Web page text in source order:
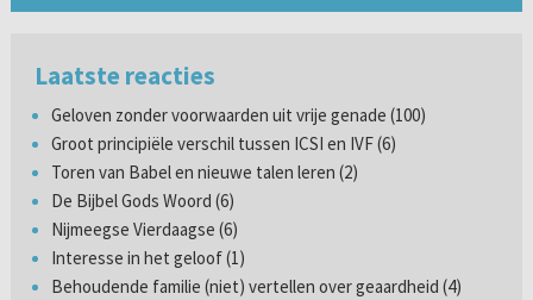
Laatste reacties
Geloven zonder voorwaarden uit vrije genade (100)
Groot principiële verschil tussen ICSI en IVF (6)
Toren van Babel en nieuwe talen leren (2)
De Bijbel Gods Woord (6)
Nijmeegse Vierdaagse (6)
Interesse in het geloof (1)
Behoudende familie (niet) vertellen over geaardheid (4)